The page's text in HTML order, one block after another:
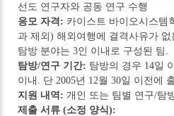
선도 연구자와 공동 연구 수행
응모 자격: 카이스트 바이오시스템
과 제외) 해외여행에 결격사유가 없
탐방 분야는 3인 이내로 구성된 팀.
탐방/연구 기간: 탐방의 경우 14일
이내. 단 2005년 12월 30일 이전에
지원 내역: 개인 또는 팀별 연구/탐
제출 서류 (소정 양식):